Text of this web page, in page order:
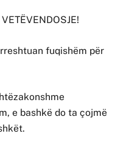
fuqishëm për
e bashkë do ta çojmë